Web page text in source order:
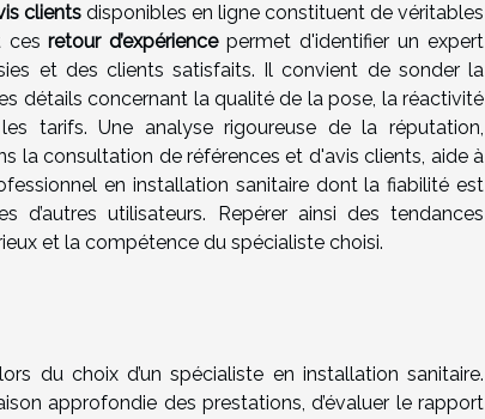
clientsdisponibles en ligne constituent de véritables
cesretour d’expériencepermet d'identifier un expert
et des clients satisfaits. Il convient de sonder la
détails concernant la qualité de la pose, la réactivité
tarifs. Une analyse rigoureuse de la réputation,
la consultation de références et d'avis clients, aide à
en installation sanitaire dont la fiabilité est
utilisateurs. Repérer ainsi des tendances
et la compétence du spécialiste choisi.
du choix d’un spécialiste en installation sanitaire.
approfondie des prestations, d’évaluer le rapport